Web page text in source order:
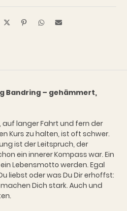
Bandring – gehämmert,
auf langer Fahrt und fern der
Kurs zu halten, ist oft schwer.
ist der Leitspruch, der
ein innerer Kompass war.Ein
Lebensmotto werden. Egal
liebst oder was Du Dir erhoffst:
Dich stark. Auch und